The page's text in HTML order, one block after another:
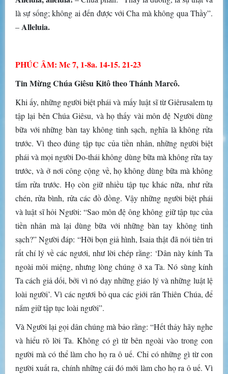
là sự sống; không ai đến được với Cha mà không qua Thầy”.
–Alleluia.
PHÚC ÂM: Mc 7, 1-8a. 14-15. 21-23
Tin Mừng Chúa Giêsu Kitô theo Thánh Marcô.
Khi ấy, những người biệt phái và mấy luật sĩ từ Giêrusalem tụ
tập lại bên Chúa Giêsu, và họ thấy vài môn đệ Người dùng
bữa với những bàn tay không tinh sạch, nghĩa là không rửa
trước. Vì theo đúng tập tục của tiền nhân, những người biệt
phái và mọi người Do-thái không dùng bữa mà không rửa tay
trước, và ở nơi công cộng về, họ không dùng bữa mà không
tắm rửa trước. Họ còn giữ nhiều tập tục khác nữa, như rửa
chén, rửa bình, rửa các đồ đồng. Vậy những người biệt phái
và luật sĩ hỏi Người: “Sao môn đệ ông không giữ tập tục của
tiền nhân mà lại dùng bữa với những bàn tay không tinh
sạch?” Người đáp: “Hỡi bọn giả hình, Isaia thật đã nói tiên tri
rất chí lý về các ngươi, như lời chép rằng: ‘Dân này kính Ta
ngoài môi miệng, nhưng lòng chúng ở xa Ta. Nó sùng kính
Ta cách giả dối, bởi vì nó dạy những giáo lý và những luật lệ
loài người’. Vì các ngươi bỏ qua các giới răn Thiên Chúa, để
nắm giữ tập tục loài người”.
Và Người lại gọi dân chúng mà bảo rằng: “Hết thảy hãy nghe
và hiểu rõ lời Ta. Không có gì từ bên ngoài vào trong con
người mà có thể làm cho họ ra ô uế. Chỉ có những gì từ con
người xuất ra, chính những cái đó mới làm cho họ ra ô uế. Vì